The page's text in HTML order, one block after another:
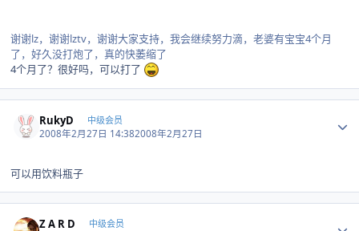
谢谢lz，谢谢lztv，谢谢大家支持，我会继续努力滴，老婆有宝宝4个月
了，好久没打炮了，真的快萎缩了
4个月了？很好吗，可以打了
RukyD 中级会员
2008年2月27日 14:382008年2月27日
可以用饮料瓶子
Z A R D 中级会员